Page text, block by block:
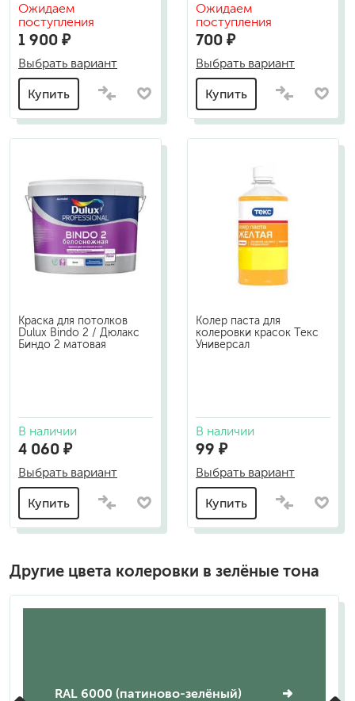
Ожидаем
поступления
1 900 ₽
Выбрать вариант
Купить
Ожидаем
поступления
700 ₽
Выбрать вариант
Купить
Краска для потолков
Dulux Bindo 2 / Дюлакс
Биндо 2 матовая
В наличии
4 060 ₽
Выбрать вариант
Купить
Колер паста для
колеровки красок Текс
Универсал
В наличии
99 ₽
Выбрать вариант
Купить
Другие цвета колеровки в зелёные тона
RAL 6000 (патиново-зелёный)